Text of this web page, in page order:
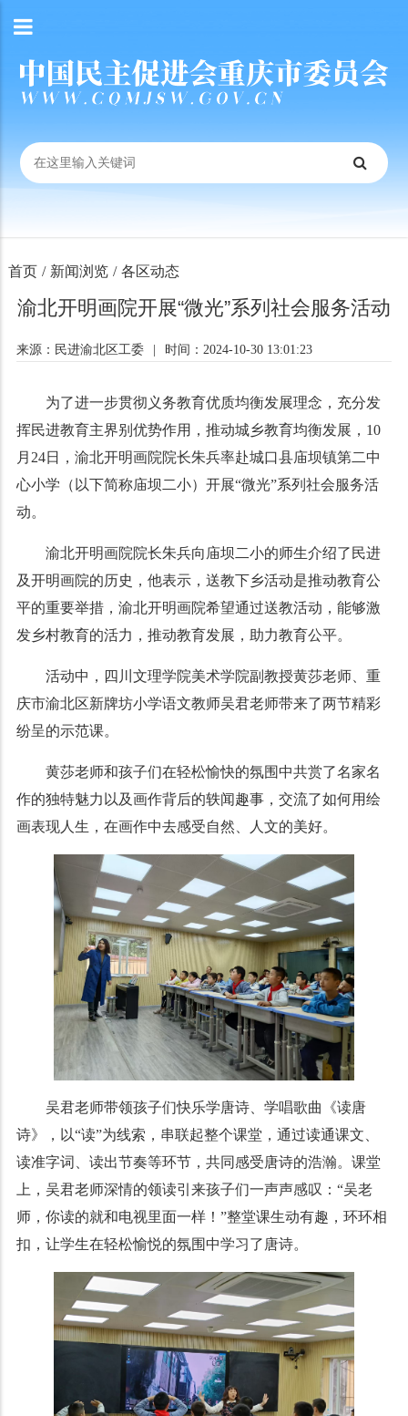
首页 / 新闻浏览 / 各区动态
渝北开明画院开展“微光”系列社会服务活动
来源：民进渝北区工委 时间：2024-10-30 13:01:23
为了进一步贯彻义务教育优质均衡发展理念，充分发
挥民进教育主界别优势作用，推动城乡教育均衡发展，10
月24日，渝北开明画院院长朱兵率赴城口县庙坝镇第二中
心小学（以下简称庙坝二小）开展“微光”系列社会服务活
动。
渝北开明画院院长朱兵向庙坝二小的师生介绍了民进
及开明画院的历史，他表示，送教下乡活动是推动教育公
平的重要举措，渝北开明画院希望通过送教活动，能够激
发乡村教育的活力，推动教育发展，助力教育公平。
活动中，四川文理学院美术学院副教授黄莎老师、重
庆市渝北区新牌坊小学语文教师吴君老师带来了两节精彩
纷呈的示范课。
黄莎老师和孩子们在轻松愉快的氛围中共赏了名家名
作的独特魅力以及画作背后的轶闻趣事，交流了如何用绘
画表现人生，在画作中去感受自然、人文的美好。
吴君老师带领孩子们快乐学唐诗、学唱歌曲《读唐
诗》，以“读”为线索，串联起整个课堂，通过读通课文、
读准字词、读出节奏等环节，共同感受唐诗的浩瀚。课堂
上，吴君老师深情的领读引来孩子们一声声感叹：“吴老
师，你读的就和电视里面一样！”整堂课生动有趣，环环相
扣，让学生在轻松愉悦的氛围中学习了唐诗。